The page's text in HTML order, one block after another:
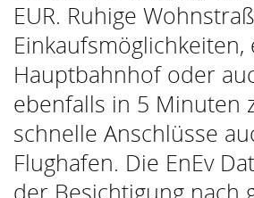
EUR. Ruhige
Hauptbahnhof oder
ebenfalls in 5 Minuten
schnelle Anschlüsse
Flughafen. Die EnEv
der Besichtigung nach